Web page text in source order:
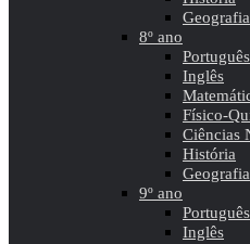
Geografia
8º ano
Português
Inglês
Físico-
Ciências
História
Geografia
9º ano
Português
Inglês